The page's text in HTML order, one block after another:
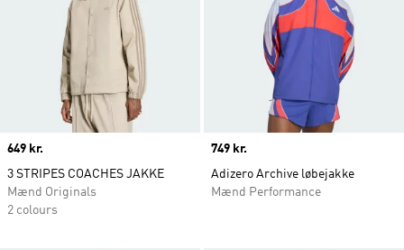
Price
649 kr.
3 STRIPES COACHES JAKKE
Mænd Originals
2 colours
Price
749 kr.
Adizero Archive løbejakke
Mænd Performance